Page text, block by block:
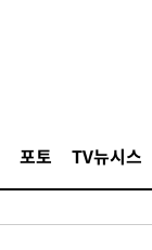
포토 TV뉴시스